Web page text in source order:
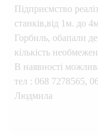
Підприємство
станків,від 1м. до
Горбиль, обапали
кількість
В наявності
тел : 068 7278565,
Людмила